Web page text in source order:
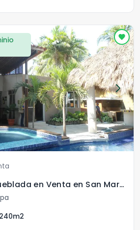
Linda Casa amueblada en Venta en San Marino!!!
240m2